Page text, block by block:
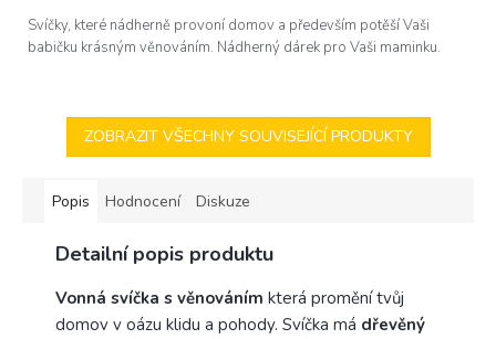
Svíčky, které nádherně provoní domov a především potěší Vaši
babičku krásným věnováním. Nádherný dárek pro Vaši maminku.
ZOBRAZIT VŠECHNY SOUVISEJÍCÍ PRODUKTY
Popis Hodnocení Diskuze
Detailní popis produktu
Vonná svíčka s věnováním která promění tvůj
domov v oázu klidu a pohody. Svíčka má dřevěný